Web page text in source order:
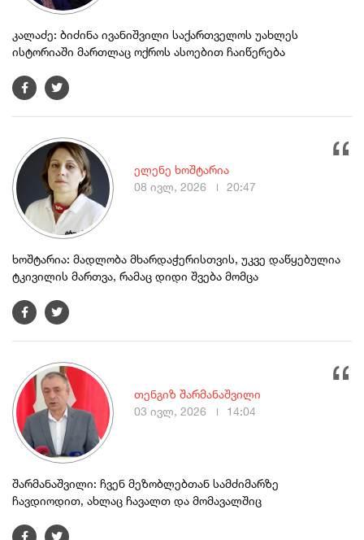
კალაძე: ბიძინა ივანიშვილი საქართველოს უახლეს
ისტორიაში მართლაც ოქროს ასოებით ჩაიწერება
ხოშტარია: მადლობა მხარდაჭერისთვის, უკვე დაწყებულია
ტკივილის მართვა, რამაც დიდი შვება მომცა
ელენე ხოშტარია
08 ივლ, 2026
20:47
შარმანაშვილი: ჩვენ მეზობლებთან სამძიმარზე
ჩავდიოდით, ახლაც ჩავალთ და მომავალშიც
თენგიზ შარმანაშვილი
03 ივლ, 2026
14:04